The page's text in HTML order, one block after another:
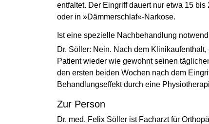
entfaltet. Der Eingriff dauert nur etwa 15
oder in »Dämmerschlaf«-Narkose.
Ist eine spezielle Nach­behandlung
Dr. Söller: Nein. Nach dem
Patient wieder wie gewohnt seinen
den ersten beiden Wochen nach dem
Behandlungseffekt durch eine
Zur Person
Dr. med. Felix Söller ist Facharzt für